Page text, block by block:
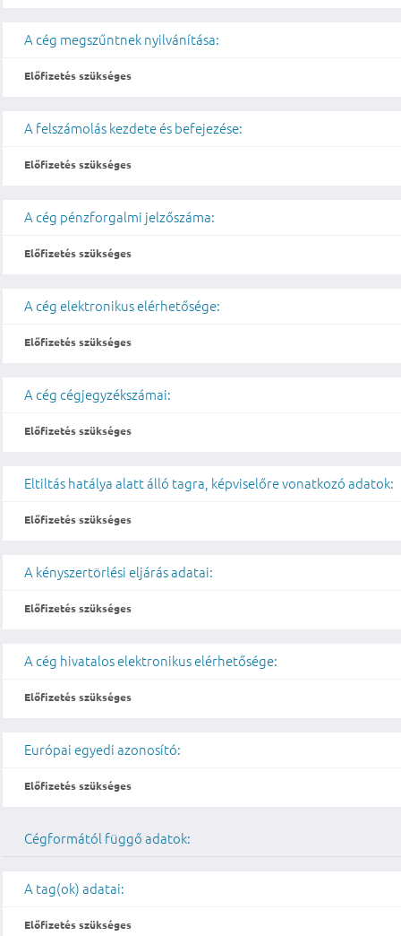
A cég megszűntnek nyilvánítása:
Előfizetés szükséges
A felszámolás kezdete és befejezése:
Előfizetés szükséges
A cég pénzforgalmi jelzőszáma:
Előfizetés szükséges
A cég elektronikus elérhetősége:
Előfizetés szükséges
A cég cégjegyzékszámai:
Előfizetés szükséges
Eltiltás hatálya alatt álló tagra, képviselőre vonatkozó adatok:
Előfizetés szükséges
A kényszertörlési eljárás adatai:
Előfizetés szükséges
A cég hivatalos elektronikus elérhetősége:
Előfizetés szükséges
Európai egyedi azonosító:
Előfizetés szükséges
Cégformától függő adatok:
A tag(ok) adatai:
Előfizetés szükséges